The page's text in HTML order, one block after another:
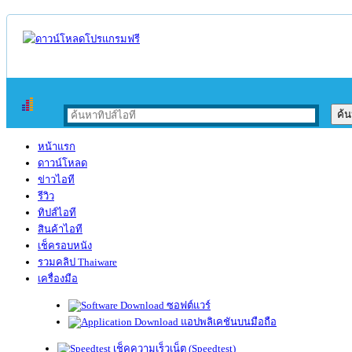
หน้าแรก
ดาวน์โหลด
ข่าวไอที
รีวิว
ทิปส์ไอที
สินค้าไอที
เช็ครอบหนัง
รวมคลิป Thaiware
เครื่องมือ
ซอฟต์แวร์
แอปพลิเคชันบนมือถือ
เช็คความเร็วเน็ต (Speedtest)